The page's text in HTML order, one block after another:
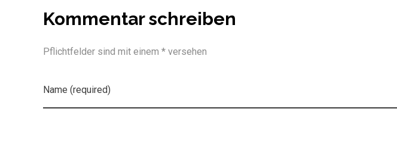
Kommentar schreiben
Pflichtfelder sind mit einem * versehen
Name (required)